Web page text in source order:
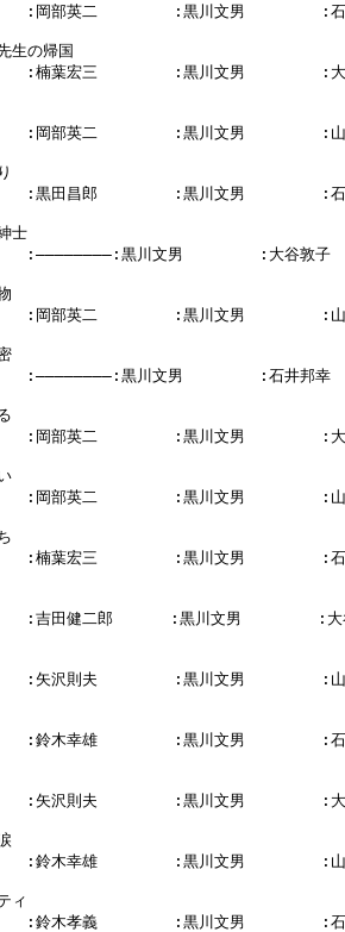
:岡部英二        :黒川文男        :石
生の帰国
:楠葉宏三        :黒川文男        :大
:岡部英二        :黒川文男        :山
:黒田昌郎        :黒川文男        :石
士
:――――――――:黒川文男        :大谷敦子
:岡部英二        :黒川文男        :山
:――――――――:黒川文男        :石井邦幸
:岡部英二        :黒川文男        :大
:岡部英二        :黒川文男        :山
:楠葉宏三        :黒川文男        :石
:吉田健二郎      :黒川文男        :大
:矢沢則夫        :黒川文男        :山
:鈴木幸雄        :黒川文男        :石
:矢沢則夫        :黒川文男        :大
:鈴木幸雄        :黒川文男        :山
ィ
:鈴木孝義        :黒川文男        :石